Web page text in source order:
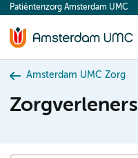
content
Patiëntenzorg Amsterdam UMC
Amsterdam UMC Zorg
Zorgverleners